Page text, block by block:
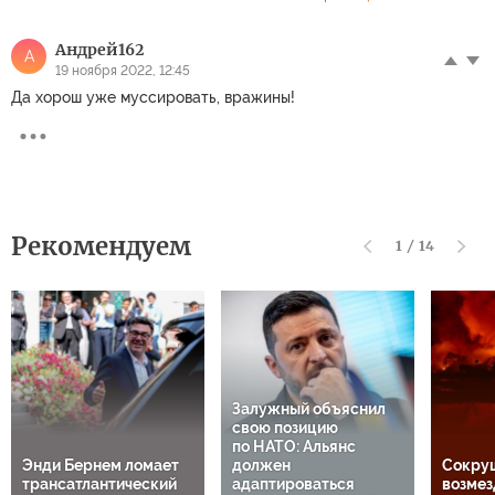
А Андрей162
19 ноября 2022, 12:45
Да хорош уже муссировать, вражины!
Рекомендуем 1 / 14
Энди Бернем ломает
трансатлантический
Залужный объяснил
свою позицию
по НАТО: Альянс
должен
адаптироваться